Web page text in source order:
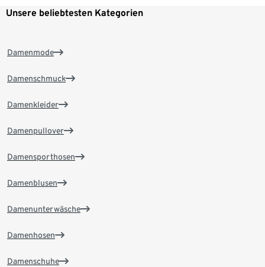
Unsere beliebtesten Kategorien
Damenmode
Damenschmuck
Damenkleider
Damenpullover
Damensporthosen
Damenblusen
Damenunterwäsche
Damenhosen
Damenschuhe